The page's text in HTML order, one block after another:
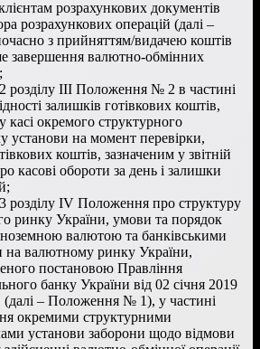
розрахункових документів
розрахункових операцій (далі –
з прийняттям/видачею коштів
завершення валютно-обмінних
розділу ІІІ Положення № 2 в частині
залишків готівкових коштів,
касі окремого структурного
установи на момент перевірки,
коштів, зазначеним у звітній
касові обороти за день і залишки
розділу IV Положення про структуру
ринку України, умови та порядок
іноземною валютою та банківськими
на валютному ринку України,
постановою Правління
банку України від 02 січня 2019
– Положення № 1), у частині
окремими структурними
установи заборони щодо відмови